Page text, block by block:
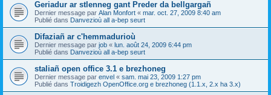
Geriadur ar stlenneg gant Preder da bellgargañ
Dernier message par Alan Monfort « mar. oct. 27, 2009 8:40 am
Publié dans Danvezioù all a-bep seurt
Difaziañ ar c'hemmadurioù
Dernier message par job « lun. août 24, 2009 6:44 pm
Publié dans Danvezioù all a-bep seurt
staliañ open office 3.1 e brezhoneg
Dernier message par envel « sam. mai 23, 2009 1:27 pm
Publié dans Troidigezh OpenOffice.org e brezhoneg (1.1.x, 2.x ha 3.x)